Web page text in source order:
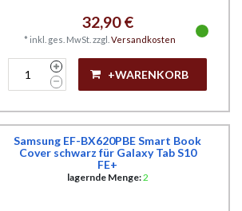
32,90 €
* inkl. ges. MwSt. zzgl. Versandkosten
+WARENKORB
Samsung EF-BX620PBE Smart Book
Cover schwarz für Galaxy Tab S10
FE+
lagernde Menge:2